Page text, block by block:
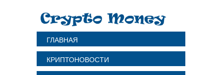
ГЛАВНАЯ
КРИПТОНОВОСТИ